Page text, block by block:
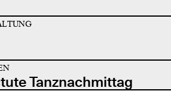
Tanznachmittag